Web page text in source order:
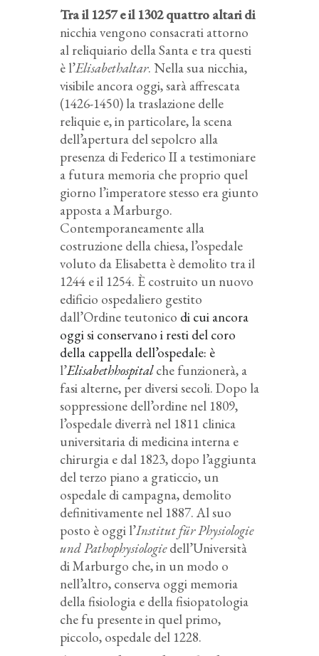
Tra il 1257 e il 1302 quattro altari di
nicchia vengono consacrati attorno
al reliquiario della Santa e tra questi
è l’Elisabethaltar. Nella sua nicchia,
visibile ancora oggi, sarà affrescata
(1426-1450) la traslazione delle
reliquie e, in particolare, la scena
dell’apertura del sepolcro alla
presenza di Federico II a testimoniare
a futura memoria che proprio quel
giorno l’imperatore stesso era giunto
apposta a Marburgo.
Contemporaneamente alla
costruzione della chiesa, l’ospedale
voluto da Elisabetta è demolito tra il
1244 e il 1254. È costruito un nuovo
edificio ospedaliero gestito
dall’Ordine teutonico di cui ancora
oggi si conservano i resti del coro
della cappella dell’ospedale: è
l’Elisabethhospitalche funzionerà, a
fasi alterne, per diversi secoli. Dopo la
soppressione dell’ordine nel 1809,
l’ospedale diverrà nel 1811 clinica
universitaria di medicina interna e
chirurgia e dal 1823, dopo l’aggiunta
del terzo piano a graticcio, un
ospedale di campagna, demolito
definitivamente nel 1887. Al suo
posto è oggi l’Institut für Physiologie
und Pathophysiologiedell’Università
di Marburgo che, in un modo o
nell’altro, conserva oggi memoria
della fisiologia e della fisiopatologia
che fu presente in quel primo,
piccolo, ospedale del 1228.